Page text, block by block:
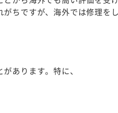
ちですが、海外では修理を
あります。特に、